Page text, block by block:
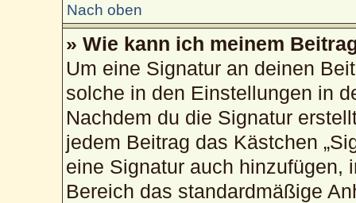
Nach oben
» Wie kann ich meinem
Um eine Signatur an deinen
solche in den Einstellungen in
Nachdem du die Signatur
jedem Beitrag das Kästchen
eine Signatur auch hinzufügen,
Bereich das standardmäßige